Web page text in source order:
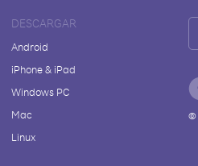
DESCARGAR
Android
iPhone & iPad
Windows PC
Mac
Linux
©